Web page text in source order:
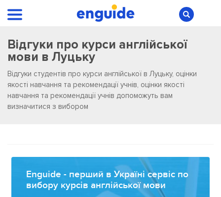
Відгуки про курси англійської
мови в Луцьку
Відгуки студентів про курси англійської в Луцьку, оцінки
якості навчання та рекомендації учнів, оцінки якості
навчання та рекомендації учнів допоможуть вам
визначитися з вибором
Enguide - перший в Україні сервіс по
вибору курсів англійської мови